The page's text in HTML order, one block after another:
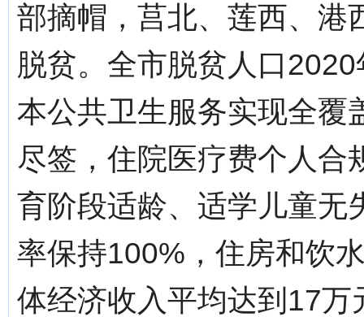
部摘帽，莒北、莲西、港
脱贫。全市脱贫人口
本公共卫生服务实现全覆
尽签，住院医疗费个人合
育阶段适龄、适学儿童无
率保持100%，住房和饮
体经济收入平均达到17万